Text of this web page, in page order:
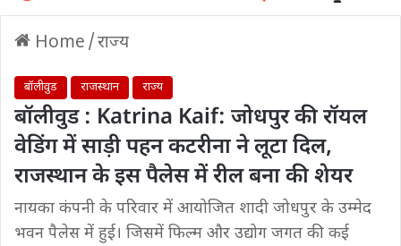
Home /राज्य
बॉलीवुड राजस्थान राज्य
बॉलीवुड : Katrina Kaif: जोधपुर की रॉयल
वेडिंग में साड़ी पहन कटरीना ने लूटा दिल,
राजस्थान के इस पैलेस में रील बना की शेयर
नायका कंपनी के परिवार में आयोजित शादी जोधपुर के उम्मेद
भवन पैलेस में हुई। जिसमें फिल्म और उद्योग जगत की कई